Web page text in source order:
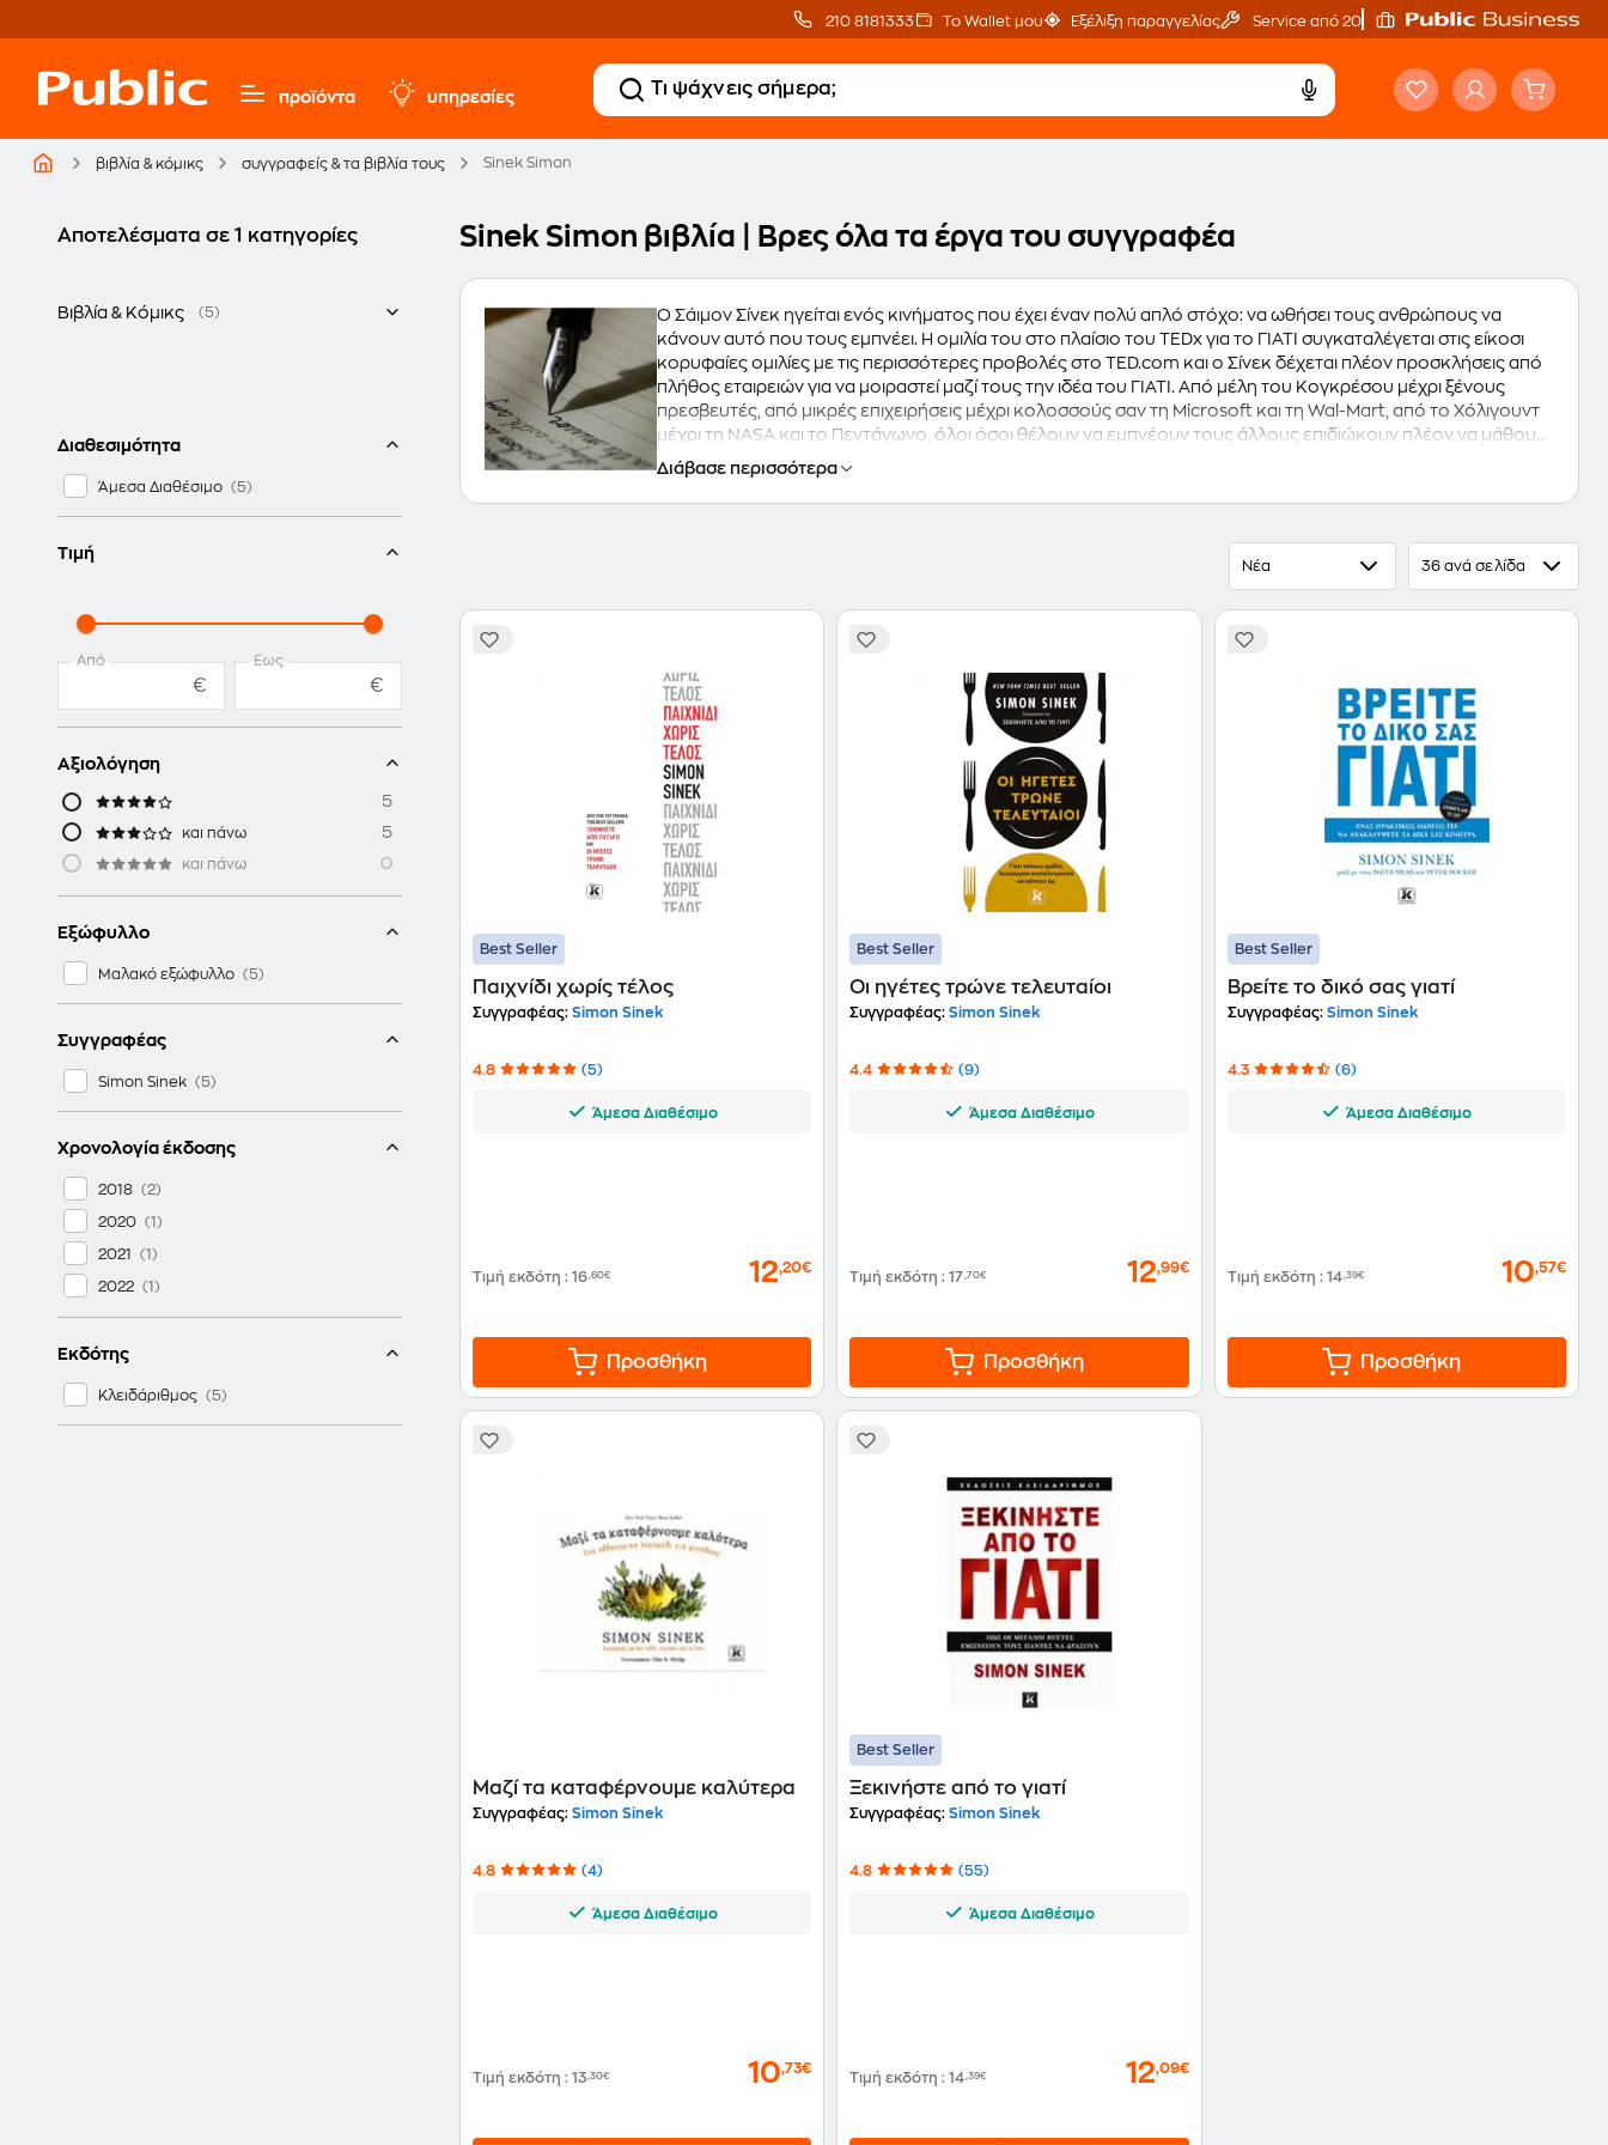
210 8181333 Το Wallet μου Εξέλιξη παραγγελίας Service από 20'
προϊόντα υπηρεσίες
βιβλία & κόμικς συγγραφείς & τα βιβλία τους Sinek Simon
Αποτελέσματα σε 1 κατηγορίες
Βιβλία & Κόμικς (5)
Διαθεσιμότητα
Άμεσα Διαθέσιμο
Τιμή
Από
€
Έως
€
Αξιολόγηση
5
και πάνω 5
και πάνω 0
Εξώφυλλο
Μαλακό εξώφυλλο
Συγγραφέας
Simon Sinek
Χρονολογία έκδοσης
2018
2020
2021
2022
Εκδότης
Κλειδάριθμος
Sinek Simon βιβλία | Βρες όλα τα έργα του συγγραφέα
Ο Σάιμον Σίνεκ ηγείται ενός κινήματος που έχει έναν πολύ απλό στόχο: να ωθήσει τους ανθρώπους να
κάνουν αυτό που τους εμπνέει. Η ομιλία του στο πλαίσιο του TEDx για το ΓΙΑΤΙ συγκαταλέγεται στις είκοσι
κορυφαίες ομιλίες με τις περισσότερες προβολές στο TED.com και ο Σίνεκ δέχεται πλέον προσκλήσεις από
πλήθος εταιρειών για να μοιραστεί μαζί τους την ιδέα του ΓΙΑΤΙ. Από μέλη του Κογκρέσου μέχρι ξένους
πρεσβευτές, από μικρές επιχειρήσεις μέχρι κολοσσούς σαν τη Microsoft και τη Wal-Mart, από το Χόλιγουντ
μέχρι τη NASA και το Πεντάγωνο, όλοι όσοι θέλουν να εμπνέουν τους άλλους επιδιώκουν πλέον να μάθουν
για το ΓΙΑΤΙ. Ο Σίνεκ εργάζεται ως βοηθός στο RAND Corporation, διδάσκει Στρατηγική Επικοινωνία στο
πρόγραμμα μεταπτυχιακών σπουδών του Πανεπιστημίου Κολούμπια και δραστηριοποιείται στον χώρο της
τέχνης και των μη κερδοσκοπικών οργανισμών. Όταν δεν ταξιδεύει, ζει στη Νέα Υόρκη.
Διάβασε περισσότερα
Νέα 36 ανά σελίδα
Best Seller
Παιχνίδι χωρίς τέλος
Συγγραφέας: Simon Sinek
4.8 (5)
Άμεσα Διαθέσιμο
Τιμή εκδότη : 16,60€ 12,20€
Προσθήκη
Best Seller
Οι ηγέτες τρώνε τελευταίοι
Συγγραφέας: Simon Sinek
4.4 (9)
Άμεσα Διαθέσιμο
Τιμή εκδότη:17,70€ 12,99€
Προσθήκη
Best Seller
Βρείτε το δικό σας γιατί
Συγγραφέας:Simon Sinek
4.3 (6)
Άμεσα Διαθέσιμο
Τιμή εκδότη : 14,39€ 10,57€
Προσθήκη
Μαζί τα καταφέρνουμε καλύτερα
Συγγραφέας: Simon Sinek
4.8 (4)
Άμεσα Διαθέσιμο
Τιμή εκδότη : 13,30€ 10,73€
Best Seller
Ξεκινήστε από το γιατί
Συγγραφέας: Simon Sinek
4.8 (55)
Άμεσα Διαθέσιμο
Τιμή εκδότη:14,39€ 12,09€